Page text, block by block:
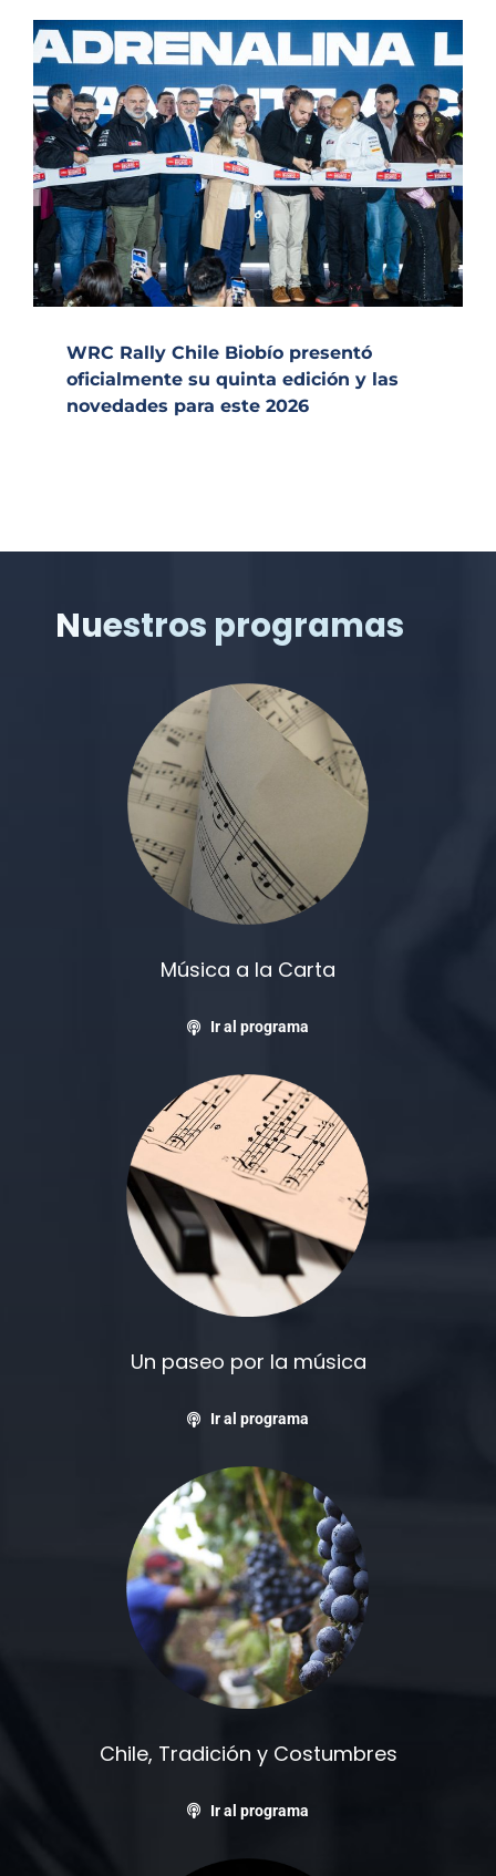
WRC Rally Chile Biobío presentó
oficialmente su quinta edición y las
novedades para este 2026
Nuestros programas
Música a la Carta
Ir al programa
Un paseo por la música
Ir al programa
Chile, Tradición y Costumbres
Ir al programa